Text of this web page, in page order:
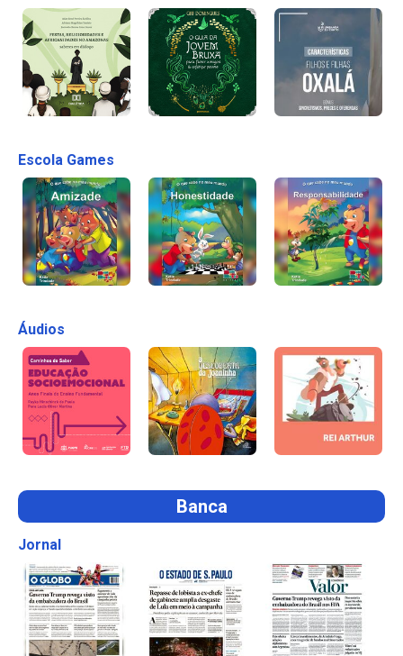
Escola Games
Áudios
Banca
Jornal